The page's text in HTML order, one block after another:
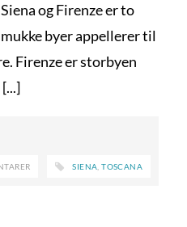
og Firenze er to
byer appellerer til
Firenze er storbyen
SIENA ,TOSCANA